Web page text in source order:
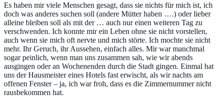
Es haben mir viele Menschen gesagt, dass sie nichts für mich ist, ich
doch was anderes suchen soll (andere Mütter haben ….) oder lieber
alleine bleiben soll als mit der … auch nur einen weiteren Tag zu
verschwenden. Ich konnte mir ein Leben ohne sie nicht vorstellen,
auch wenn sie mich oft nervte und mich störte. Ich mochte sie nicht
mehr. Ihr Geruch, ihr Aussehen, einfach alles. Mir war manchmal
sogar peinlich, wenn man uns zusammen sah, wie wir abends
ausgingen oder an Wochenenden durch die Stadt gingen. Einmal hat
uns der Hausmeister eines Hotels fast erwischt, als wir nachts am
offenen Fenster – ja, ich war froh, dass es die Zimmernummer nicht
rausbekommen hat.